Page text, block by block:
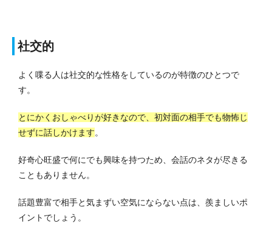
社交的
よく喋る人は社交的な性格をしているのが特徴のひとつで
す。
とにかくおしゃべりが好きなので、初対面の相手でも物怖じ
せずに話しかけます。
好奇心旺盛で何にでも興味を持つため、会話のネタが尽きる
こともありません。
話題豊富で相手と気まずい空気にならない点は、羨ましいポ
イントでしょう。